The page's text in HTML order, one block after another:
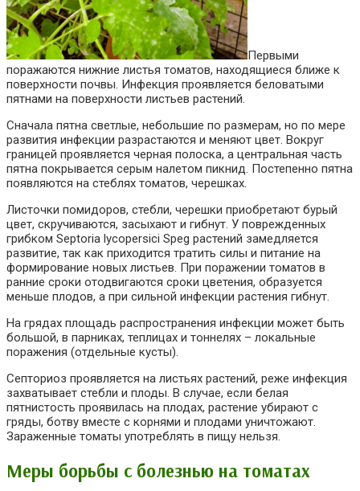
Первыми
поражаются нижние листья томатов, находящиеся ближе к
поверхности почвы. Инфекция проявляется беловатыми
пятнами на поверхности листьев растений.
Сначала пятна светлые, небольшие по размерам, но по мере
развития инфекции разрастаются и меняют цвет. Вокруг
границей проявляется черная полоска, а центральная часть
пятна покрывается серым налетом пикнид. Постепенно пятна
появляются на стеблях томатов, черешках.
Листочки помидоров, стебли, черешки приобретают бурый
цвет, скручиваются, засыхают и гибнут. У поврежденных
грибком Septoria lycopersici Speg растений замедляется
развитие, так как приходится тратить силы и питание на
формирование новых листьев. При поражении томатов в
ранние сроки отодвигаются сроки цветения, образуется
меньше плодов, а при сильной инфекции растения гибнут.
На грядах площадь распространения инфекции может быть
большой, в парниках, теплицах и тоннелях – локальные
поражения (отдельные кусты).
Септориоз проявляется на листьях растений, реже инфекция
захватывает стебли и плоды. В случае, если белая
пятнистость проявилась на плодах, растение убирают с
гряды, ботву вместе с корнями и плодами уничтожают.
Зараженные томаты употреблять в пищу нельзя.
Меры борьбы с болезнью на томатах